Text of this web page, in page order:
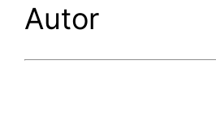
Autor